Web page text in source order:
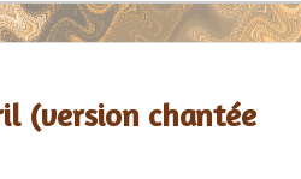
(version chantée